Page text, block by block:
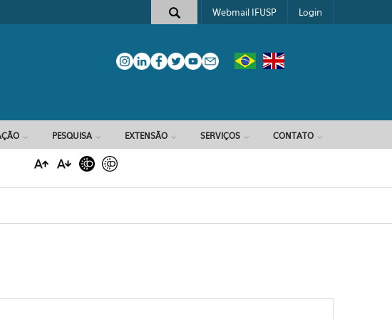
de busca
Webmail IFUSP Login
PESQUISA EXTENSÃO SERVIÇOS CONTATO